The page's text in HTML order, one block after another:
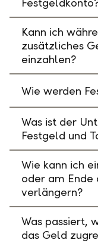
Kann ich
zusätzliches
einzahlen?
Wie werden
Was ist der
Festgeld und
Wie kann ich
oder am Ende
verlängern?
Was passiert,
das Geld